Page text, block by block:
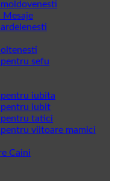
Mesaje
sefu
iubita
pentru iubit
pentru tatici
viitoare mamici
Caini